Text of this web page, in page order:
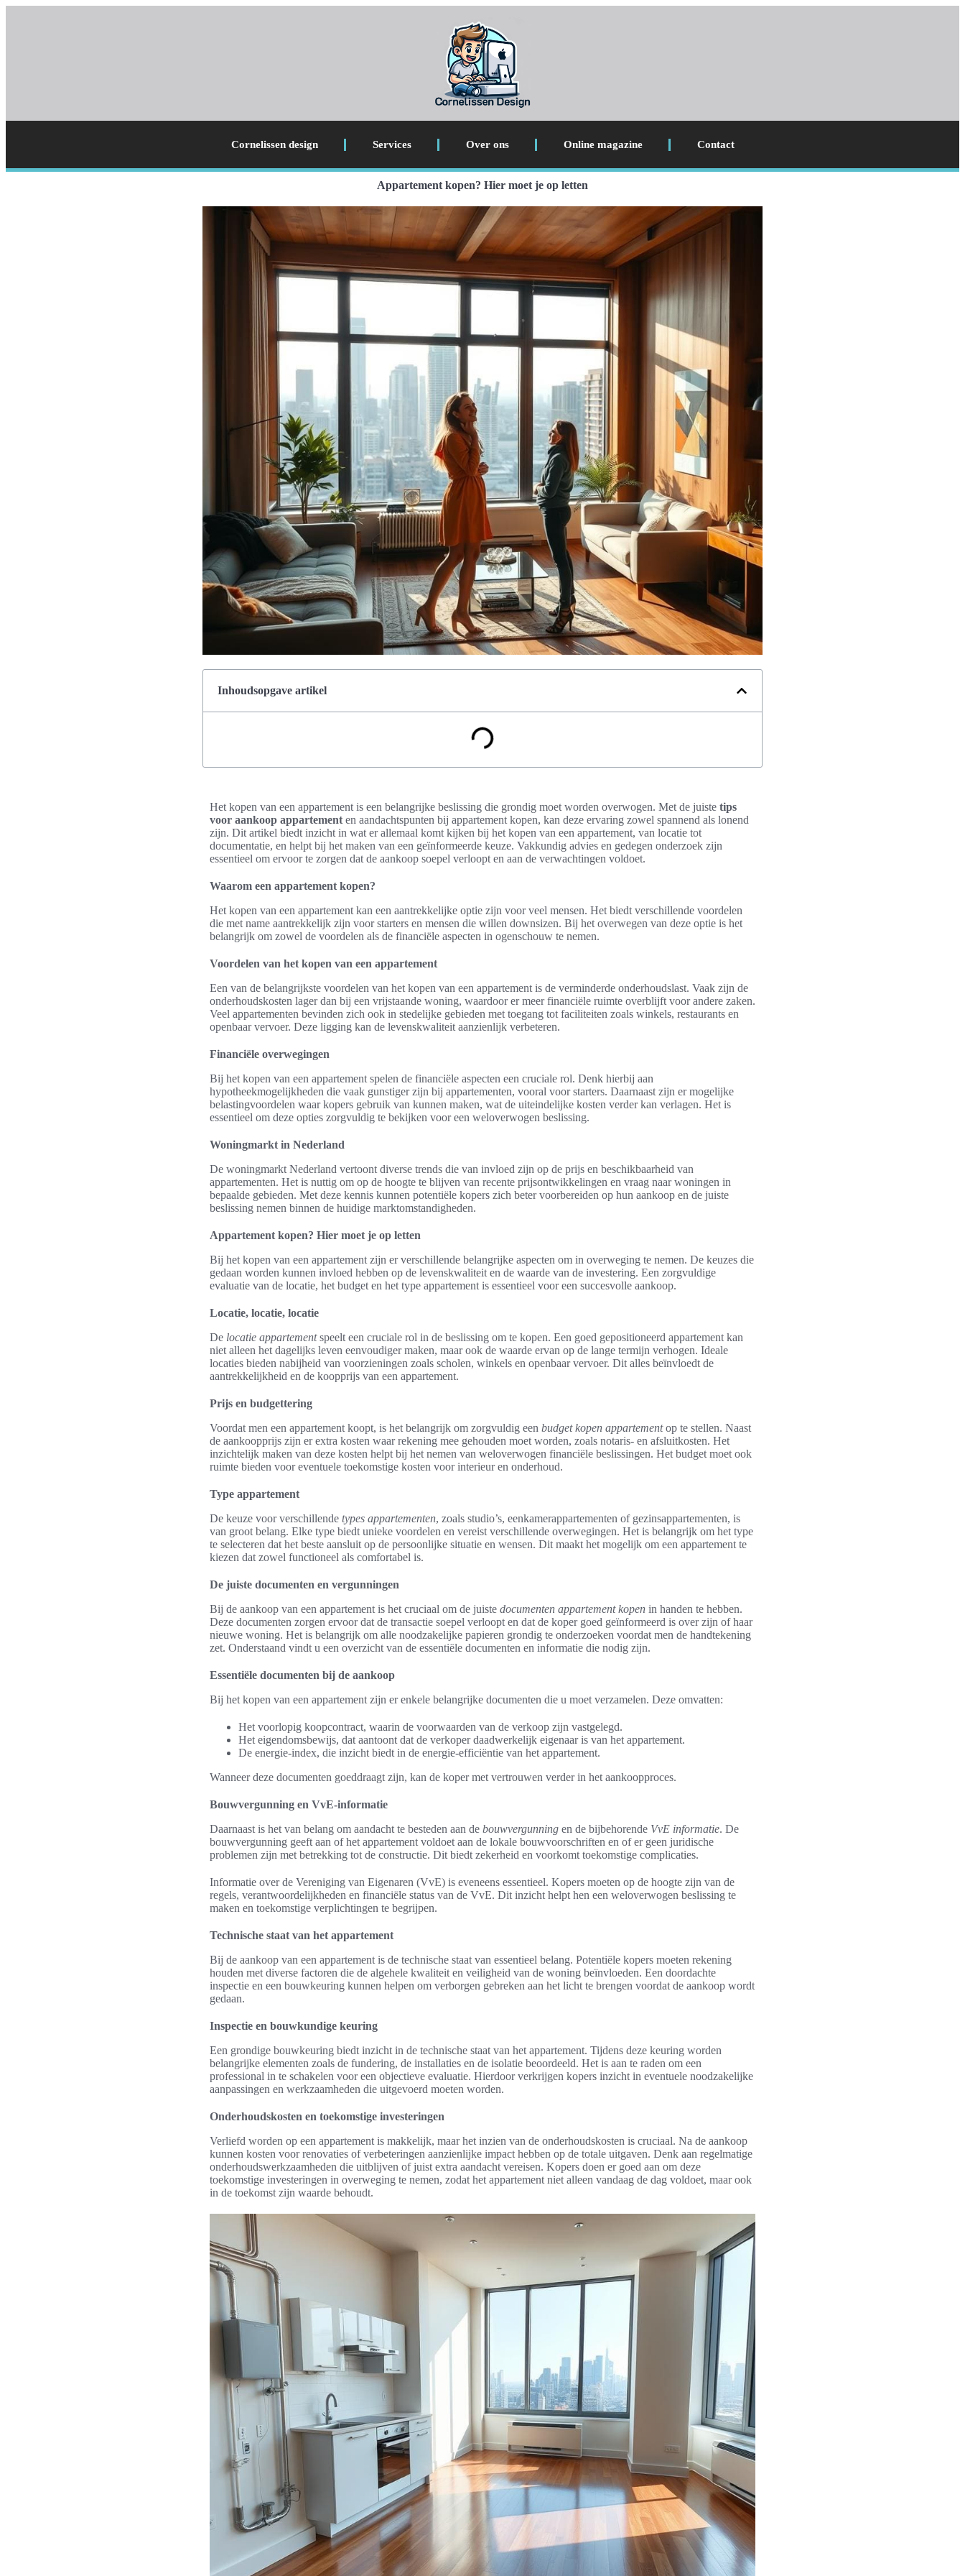
Cornelissen design Services Over ons Online magazine Contact
Appartement kopen? Hier moet je op letten
Inhoudsopgave artikel
Het kopen van een appartement is een belangrijke beslissing die grondig moet worden overwogen. Met de juiste tips
voor aankoop appartement en aandachtspunten bij appartement kopen, kan deze ervaring zowel spannend als lonend
zijn. Dit artikel biedt inzicht in wat er allemaal komt kijken bij het kopen van een appartement, van locatie tot
documentatie, en helpt bij het maken van een geïnformeerde keuze. Vakkundig advies en gedegen onderzoek zijn
essentieel om ervoor te zorgen dat de aankoop soepel verloopt en aan de verwachtingen voldoet.
Waarom een appartement kopen?
Het kopen van een appartement kan een aantrekkelijke optie zijn voor veel mensen. Het biedt verschillende voordelen
die met name aantrekkelijk zijn voor starters en mensen die willen downsizen. Bij het overwegen van deze optie is het
belangrijk om zowel de voordelen als de financiële aspecten in ogenschouw te nemen.
Voordelen van het kopen van een appartement
Een van de belangrijkste voordelen van het kopen van een appartement is de verminderde onderhoudslast. Vaak zijn de
onderhoudskosten lager dan bij een vrijstaande woning, waardoor er meer financiële ruimte overblijft voor andere zaken.
Veel appartementen bevinden zich ook in stedelijke gebieden met toegang tot faciliteiten zoals winkels, restaurants en
openbaar vervoer. Deze ligging kan de levenskwaliteit aanzienlijk verbeteren.
Financiële overwegingen
Bij het kopen van een appartement spelen de financiële aspecten een cruciale rol. Denk hierbij aan
hypotheekmogelijkheden die vaak gunstiger zijn bij appartementen, vooral voor starters. Daarnaast zijn er mogelijke
belastingvoordelen waar kopers gebruik van kunnen maken, wat de uiteindelijke kosten verder kan verlagen. Het is
essentieel om deze opties zorgvuldig te bekijken voor een weloverwogen beslissing.
Woningmarkt in Nederland
De woningmarkt Nederland vertoont diverse trends die van invloed zijn op de prijs en beschikbaarheid van
appartementen. Het is nuttig om op de hoogte te blijven van recente prijsontwikkelingen en vraag naar woningen in
bepaalde gebieden. Met deze kennis kunnen potentiële kopers zich beter voorbereiden op hun aankoop en de juiste
beslissing nemen binnen de huidige marktomstandigheden.
Appartement kopen? Hier moet je op letten
Bij het kopen van een appartement zijn er verschillende belangrijke aspecten om in overweging te nemen. De keuzes die
gedaan worden kunnen invloed hebben op de levenskwaliteit en de waarde van de investering. Een zorgvuldige
evaluatie van de locatie, het budget en het type appartement is essentieel voor een succesvolle aankoop.
Locatie, locatie, locatie
De locatie appartementspeelt een cruciale rol in de beslissing om te kopen. Een goed gepositioneerd appartement kan
niet alleen het dagelijks leven eenvoudiger maken, maar ook de waarde ervan op de lange termijn verhogen. Ideale
locaties bieden nabijheid van voorzieningen zoals scholen, winkels en openbaar vervoer. Dit alles beïnvloedt de
aantrekkelijkheid en de koopprijs van een appartement.
Prijs en budgettering
Voordat men een appartement koopt, is het belangrijk om zorgvuldig een budget kopen appartementop te stellen. Naast
de aankoopprijs zijn er extra kosten waar rekening mee gehouden moet worden, zoals notaris- en afsluitkosten. Het
inzichtelijk maken van deze kosten helpt bij het nemen van weloverwogen financiële beslissingen. Het budget moet ook
ruimte bieden voor eventuele toekomstige kosten voor interieur en onderhoud.
Type appartement
De keuze voor verschillende types appartementen, zoals studio’s, eenkamerappartementen of gezinsappartementen, is
van groot belang. Elke type biedt unieke voordelen en vereist verschillende overwegingen. Het is belangrijk om het type
te selecteren dat het beste aansluit op de persoonlijke situatie en wensen. Dit maakt het mogelijk om een appartement te
kiezen dat zowel functioneel als comfortabel is.
De juiste documenten en vergunningen
Bij de aankoop van een appartement is het cruciaal om de juiste documenten appartement kopen in handen te hebben.
Deze documenten zorgen ervoor dat de transactie soepel verloopt en dat de koper goed geïnformeerd is over zijn of haar
nieuwe woning. Het is belangrijk om alle noodzakelijke papieren grondig te onderzoeken voordat men de handtekening
zet. Onderstaand vindt u een overzicht van de essentiële documenten en informatie die nodig zijn.
Essentiële documenten bij de aankoop
Bij het kopen van een appartement zijn er enkele belangrijke documenten die u moet verzamelen. Deze omvatten:
Het voorlopig koopcontract, waarin de voorwaarden van de verkoop zijn vastgelegd.
Het eigendomsbewijs, dat aantoont dat de verkoper daadwerkelijk eigenaar is van het appartement.
De energie-index, die inzicht biedt in de energie-efficiëntie van het appartement.
Wanneer deze documenten goeddraagt zijn, kan de koper met vertrouwen verder in het aankoopproces.
Bouwvergunning en VvE-informatie
Daarnaast is het van belang om aandacht te besteden aan de bouwvergunning en de bijbehorende VvE informatie. De
bouwvergunning geeft aan of het appartement voldoet aan de lokale bouwvoorschriften en of er geen juridische
problemen zijn met betrekking tot de constructie. Dit biedt zekerheid en voorkomt toekomstige complicaties.
Informatie over de Vereniging van Eigenaren (VvE) is eveneens essentieel. Kopers moeten op de hoogte zijn van de
regels, verantwoordelijkheden en financiële status van de VvE. Dit inzicht helpt hen een weloverwogen beslissing te
maken en toekomstige verplichtingen te begrijpen.
Technische staat van het appartement
Bij de aankoop van een appartement is de technische staat van essentieel belang. Potentiële kopers moeten rekening
houden met diverse factoren die de algehele kwaliteit en veiligheid van de woning beïnvloeden. Een doordachte
inspectie en een bouwkeuring kunnen helpen om verborgen gebreken aan het licht te brengen voordat de aankoop wordt
gedaan.
Inspectie en bouwkundige keuring
Een grondige bouwkeuring biedt inzicht in de technische staat van het appartement. Tijdens deze keuring worden
belangrijke elementen zoals de fundering, de installaties en de isolatie beoordeeld. Het is aan te raden om een
professional in te schakelen voor een objectieve evaluatie. Hierdoor verkrijgen kopers inzicht in eventuele noodzakelijke
aanpassingen en werkzaamheden die uitgevoerd moeten worden.
Onderhoudskosten en toekomstige investeringen
Verliefd worden op een appartement is makkelijk, maar het inzien van de onderhoudskosten is cruciaal. Na de aankoop
kunnen kosten voor renovaties of verbeteringen aanzienlijke impact hebben op de totale uitgaven. Denk aan regelmatige
onderhoudswerkzaamheden die uitblijven of juist extra aandacht vereisen. Kopers doen er goed aan om deze
toekomstige investeringen in overweging te nemen, zodat het appartement niet alleen vandaag de dag voldoet, maar ook
in de toekomst zijn waarde behoudt.